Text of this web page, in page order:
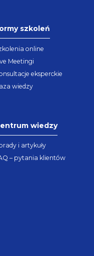
szkoleń
online
Meetingi
eksperckie
wiedzy
wiedzy
i artykuły
– pytania klientów